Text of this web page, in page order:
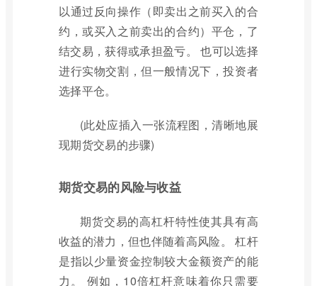
以通过反向操作（即卖出之前买入的合
约，或买入之前卖出的合约）平仓，了
结交易，获得或承担盈亏。 也可以选择
进行实物交割，但一般情况下，投资者
选择平仓。
(此处应插入一张流程图，清晰地展
现期货交易的步骤)
期货交易的风险与收益
期货交易的高杠杆特性使其具有高
收益的潜力，但也伴随着高风险。 杠杆
是指以少量资金控制较大金额资产的能
力。 例如，10倍杠杆意味着你只需要